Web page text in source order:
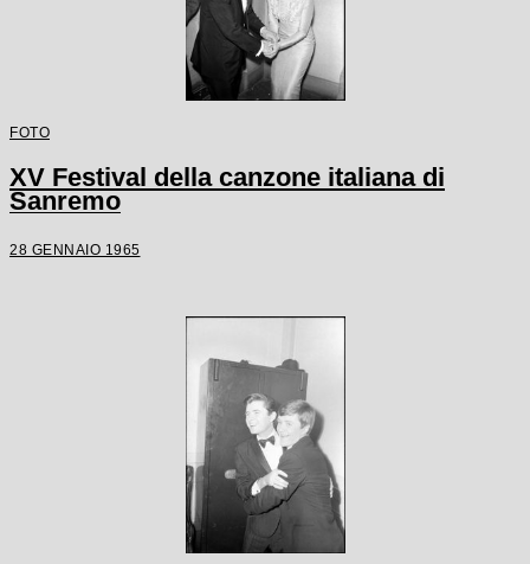
FOTO
XV Festival della canzone italiana di
Sanremo
28 GENNAIO 1965